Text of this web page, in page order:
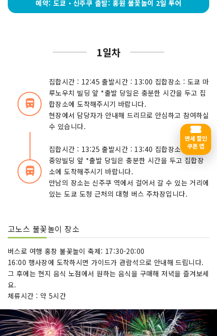
예약: 도쿄‧신주쿠 출발: 홍원 불꽃놀이 2일 투어
1일차
directions_bus_filled
집합시간 : 12:45 출발시간 : 13:00 집합장소 : 도쿄 마
루노우치 빌딩 앞 *출발 당일은 충분한 시간을 두고 집
합장소에 도착해주시기 바랍니다.
현장에서 담당자가 안내해 드리므로 안심하고 참여하실
수 있습니다.
directions_bus_filled
집합시간 : 13:25 출발시간 : 13:40 집합장소 : 신주쿠
중앙빌딩 앞 *출발 당일은 충분한 시간을 두고 집합장
소에 도착해주시기 바랍니다.
만남의 장소는 신주쿠 역에서 걸어서 갈 수 있는 거리에
있는 도쿄 도청 근처의 대형 버스 주차장입니다.
고노스 불꽃놀이 장소
버스로 여행 홍창 불꽃놀이 축제: 17:30-20:00
16:00 행사장에 도착하시면 가이드가 관람석으로 안내해 드립니다.
그 후에는 현지 음식 노점에서 원하는 음식을 구매해 저녁을 즐겨보세
요.
체류시간 : 약 5시간
면세 할인
쿠폰 앱